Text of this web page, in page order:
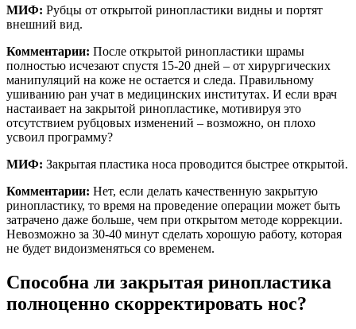
МИФ: Рубцы от открытой ринопластики видны и портят
внешний вид.
Комментарии: После открытой ринопластики шрамы
полностью исчезают спустя 15-20 дней – от хирургических
манипуляций на коже не остается и следа. Правильному
ушиванию ран учат в медицинских институтах. И если врач
настаивает на закрытой ринопластике, мотивируя это
отсутствием рубцовых изменений – возможно, он плохо
усвоил программу?
МИФ: Закрытая пластика носа проводится быстрее открытой.
Комментарии: Нет, если делать качественную закрытую
ринопластику, то время на проведение операции может быть
затрачено даже больше, чем при открытом методе коррекции.
Невозможно за 30-40 минут сделать хорошую работу, которая
не будет видоизменяться со временем.
Способна ли закрытая ринопластика
полноценно скорректировать нос?